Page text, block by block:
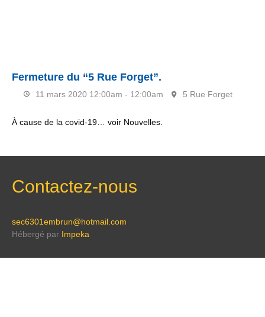
Fermeture du “5 Rue Forget”.
11 mars 2020 12:00am - 12:00am 5 Rue Forget
À cause de la covid-19… voir Nouvelles.
Contactez-nous
sec6301embrun@hotmail.com
Hébergé par Impeka